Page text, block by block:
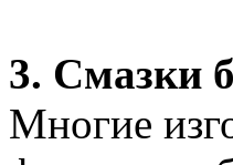
3. Смазки
Многие